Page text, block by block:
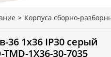
> Корпуса сборно-
1х36 IP30 серый
TMD-1X36-30-7035